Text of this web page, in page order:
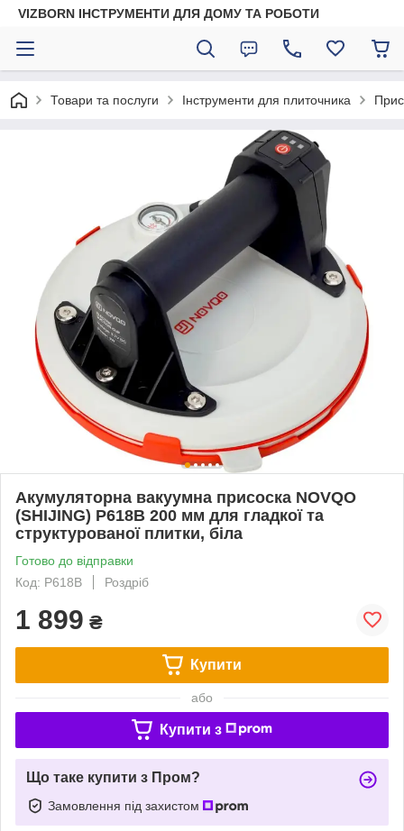
VIZBORN ІНСТРУМЕНТИ ДЛЯ ДОМУ ТА РОБОТИ
Товари та послуги Інструменти для плиточника
Акумуляторна вакуумна присоска NOVQO
(SHIJING) P618B 200 мм для гладкої та
структурованої плитки, біла
Готово до відправки
Код: P618B
Роздріб
1 899 ₴
Купити
або
Купити з
Що таке купити з Пром?
Замовлення під захистом